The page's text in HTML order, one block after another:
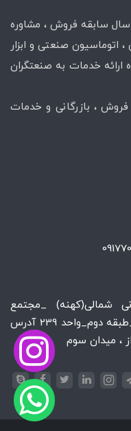
آریا الکتریک مهر با بیش از 15 سال سابقه فروش ، مشاوره
صنعتی و ابزار
خدمات به صنعتگران
، بازرگانی و خدمات
شمالی(کهنه) _مجتمع
تخصصی برق و الکترونیک زمرد _طبقه دوم_واحد 239 آدرس
، میدان سوم